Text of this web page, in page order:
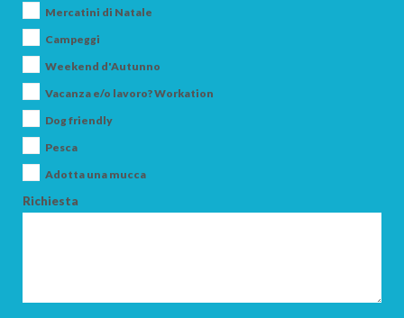
BAMBINI
Mercatini di Natale
Campeggi
Weekend d'Autunno
Vacanza e/o lavoro? Workation
Dog friendly
Pesca
Adotta una mucca
Richiesta